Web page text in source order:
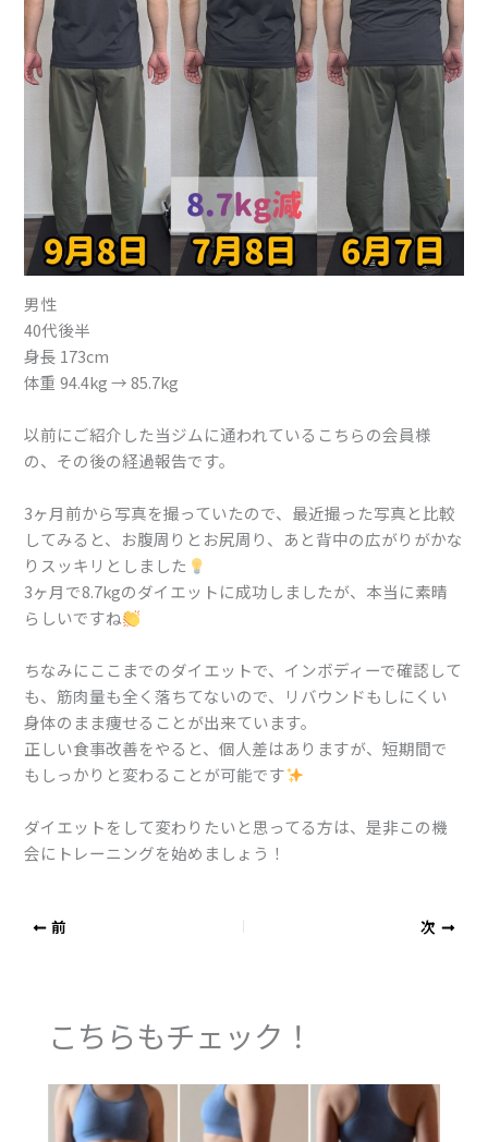
男性
⁡40代後半
身長 173cm⁡⁡
体重 94.4kg → 85.7kg⁡⁡
⁡⁡以前にご紹介した当ジムに通われているこちらの会員様
の、その後の経過報告です。⁡
3ヶ月前から写真を撮っていたので、最近撮った写真と比較
してみると、お腹周りとお尻周り、あと背中の広がりがかな
りスッキリとしました
3ヶ月で8.7kgのダイエットに成功しましたが、本当に素晴
らしいですね
ちなみにここまでのダイエットで、インボディーで確認して
も、筋肉量も全く落ちてないので、リバウンドもしにくい
身体のまま痩せることが出来ています。⁡
正しい食事改善をやると、個人差はありますが、短期間で
もしっかりと変わることが可能です
ダイエットをして変わりたいと思ってる方は、是非この機
会にトレーニングを始めましょう！
前 次
こちらもチェック！